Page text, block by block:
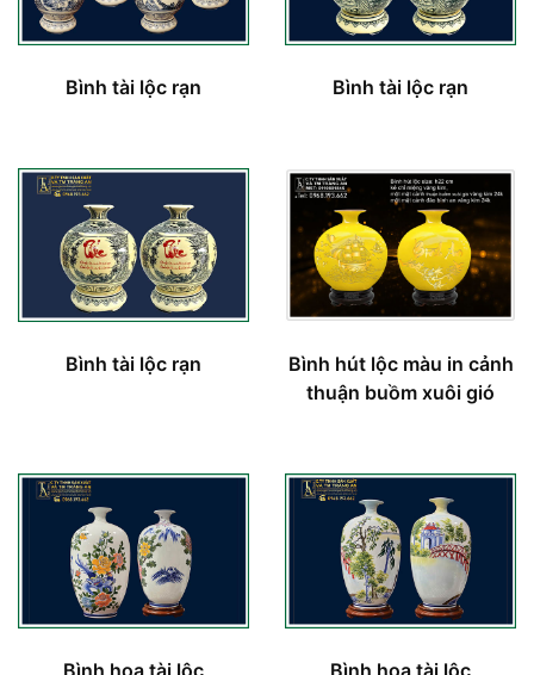
Bình tài lộc rạn Bình tài lộc rạn
Bình tài lộc rạn
Bình hút lộc màu in cảnh
thuận buồm xuôi gió
Bình hoa tài lộc Bình hoa tài lộc